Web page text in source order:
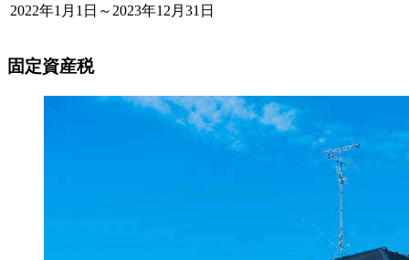
2022年1月1日～2023年12月31日
固定資産税